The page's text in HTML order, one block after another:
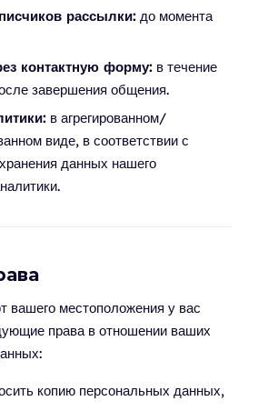
рассылки: до момента
контактную форму: в течение
завершения общения.
в агрегированном/
виде, в соответствии с
данных нашего
вашего местоположения у вас
права в отношении ваших
копию персональных данных,